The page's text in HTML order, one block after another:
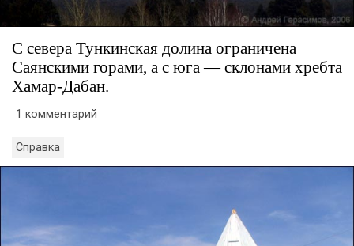
С севера Тункинская долина ограничена
Саянскими горами, а с юга — склонами хребта
Хамар-Дабан.
1 комментарий
Справка